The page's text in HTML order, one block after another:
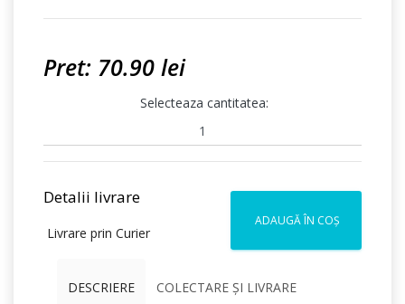
Pret: 70.90 lei
Selecteaza cantitatea:
ADAUGĂ ÎN COȘ
Detalii livrare
Livrare prin Curier
DESCRIERE COLECTARE ȘI LIVRARE